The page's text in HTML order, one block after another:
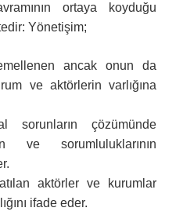
ortaya koyduğu
Yönetişim;
ancak onun da
ve aktörlerin varlığına
sorunların çözümünde
ve sorumluluklarının
aktörler ve kurumlar
ifade eder.